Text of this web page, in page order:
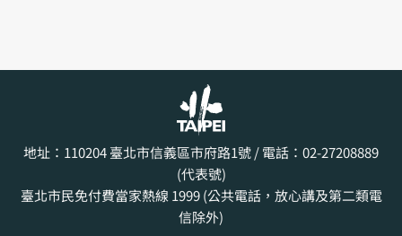
地址：110204臺北市信義區市府路1號/ 電話：02-27208889
(代表號)
臺北市民免付費當家熱線 1999 (公共電話，放心講及第二類電
信除外)